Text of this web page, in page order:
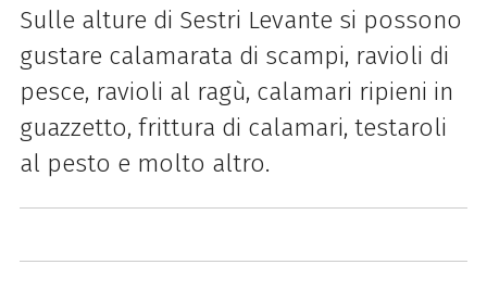
Sulle alture di Sestri Levante si possono
gustare calamarata di scampi, ravioli di
pesce, ravioli al ragù, calamari ripieni in
guazzetto, frittura di calamari, testaroli
al pesto e molto altro.